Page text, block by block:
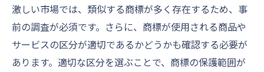
激しい市場では、類似する商標が多く存在するため、事
前の調査が必須です。さらに、商標が使用される商品や
サービスの区分が適切であるかどうかも確認する必要が
あります。適切な区分を選ぶことで、商標の保護範囲が